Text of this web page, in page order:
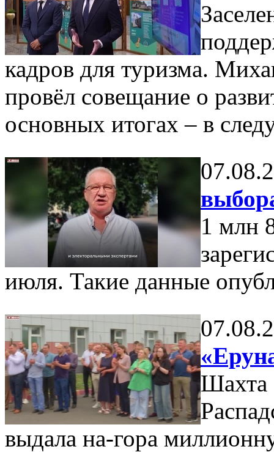
кадров для туризма.
провёл совещание о
основных итогах – в
1 млн
июля. Такие данные
Шахта
выдала на-гора